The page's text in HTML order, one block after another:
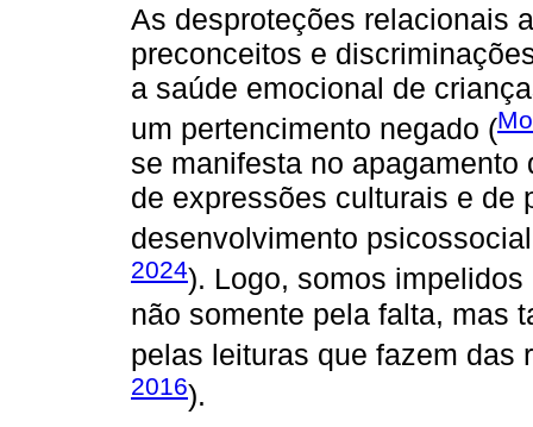
As desproteções relacionais
preconceitos e
a saúde emocional de
um pertencimento negado (
se manifesta no
de expressões culturais e de
desenvolvimento
2024). Logo, somos
não somente pela falta, mas
pelas leituras que fazem das
2016).